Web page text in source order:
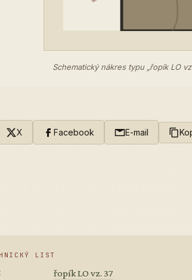
Schematický nákres typu „řopík LO
X Facebook E-mail
LIST
řopík LO vz. 37